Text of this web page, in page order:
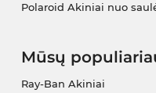
Polaroid Akiniai nuo
Mūsų
Ray-Ban Akiniai